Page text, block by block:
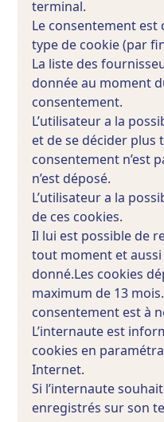
terminal.
Le consentement
type de cookie (par
La liste des
donnée au moment
consentement.
L’utilisateur a la
et de se décider plus
consentement n’est
n’est déposé.
L’utilisateur a la
de ces cookies.
Il lui est possible de
tout moment et aussi
donné.Les cookies
maximum de 13
consentement est à
L’internaute est
cookies en
Internet.
Si l’internaute
enregistrés sur son